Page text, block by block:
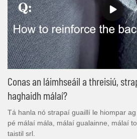
Conas an láimhseáil a threisiú,
haghaidh málaí?
Tá hanla nó strapaí guaillí le hiompar ag
pé málaí mála, málaí gualainne, málaí
taistil srl.